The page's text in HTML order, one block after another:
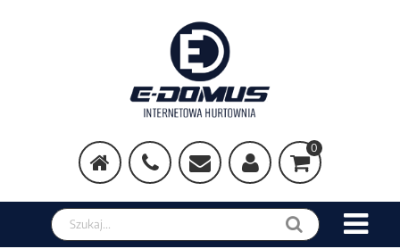
0
Szukaj w sklepie